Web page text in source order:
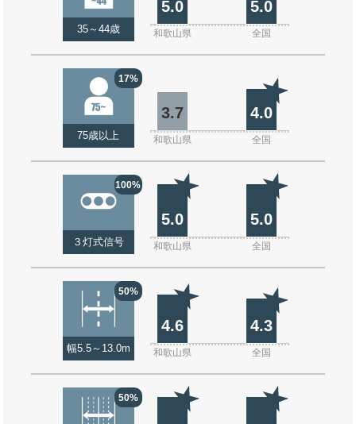
35～44歳
5.0 5.0
和歌山県 全国
17%
75歳以上
3.7 4.0
和歌山県 全国
100%
３灯式信号
5.0 5.0
和歌山県 全国
50%
幅5.5～13.0m
4.6 4.3
和歌山県 全国
50%